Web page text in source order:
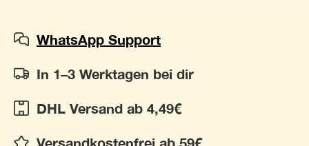
WhatsApp Support
In 1–3 Werktagen bei dir
DHL Versand ab 4,49€
Versandkostenfrei ab 59€